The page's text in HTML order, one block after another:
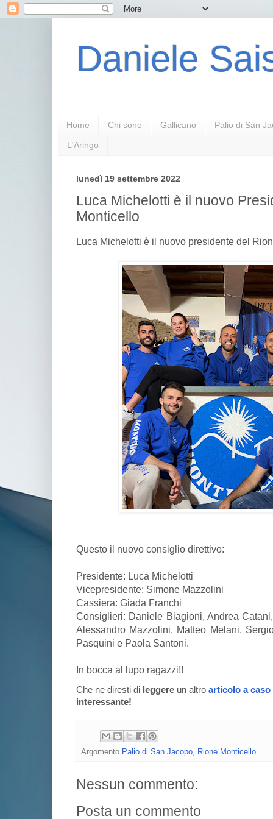
Daniele
Home Chi sono Gallicano Palio di San
L'Aringo
lunedì 19 settembre 2022
Luca Michelotti è il nuovo
Monticello
Luca Michelotti è il nuovo presidente del
Questo il nuovo consiglio direttivo:
Presidente: Luca Michelotti
Vicepresidente: Simone Mazzolini
Cassiera: Giada Franchi
Consiglieri: Daniele Biagioni, Andrea
Alessandro Mazzolini, Matteo Melani,
Pasquini e Paola Santoni.
In bocca al lupo ragazzi!!
Che ne diresti di leggere un altro articolo a caso
interessante!
Argomento Palio di San Jacopo Rione Monticello
Nessun commento:
Posta un commento